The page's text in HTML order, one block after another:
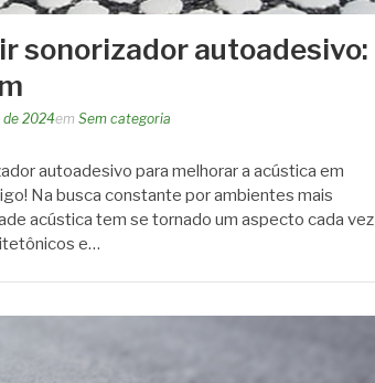
sonorizador autoadesivo:
2024em Sem categoria
autoadesivo para melhorar a acústica em
Na busca constante por ambientes mais
acústica tem se tornado um aspecto cada vez
e…